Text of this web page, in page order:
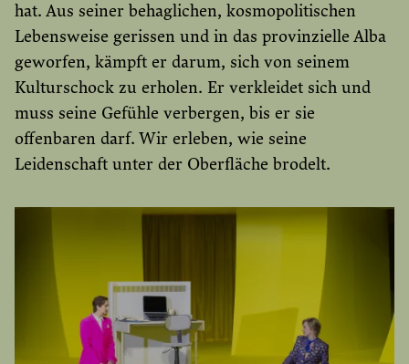
hat. Aus seiner behaglichen, kosmopolitischen
Lebensweise gerissen und in das provinzielle Alba
geworfen, kämpft er darum, sich von seinem
Kulturschock zu erholen. Er verkleidet sich und
muss seine Gefühle verbergen, bis er sie
offenbaren darf. Wir erleben, wie seine
Leidenschaft unter der Oberfläche brodelt.